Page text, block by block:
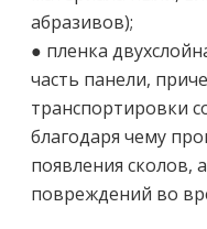
абразивов);
● пленка
часть панели,
транспортировки
благодаря чему
появления сколов,
повреждений во